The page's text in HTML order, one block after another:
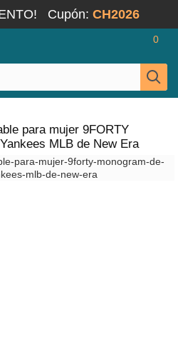
Cupón: CH2026
0
para mujer 9FORTY
MLB de New Era